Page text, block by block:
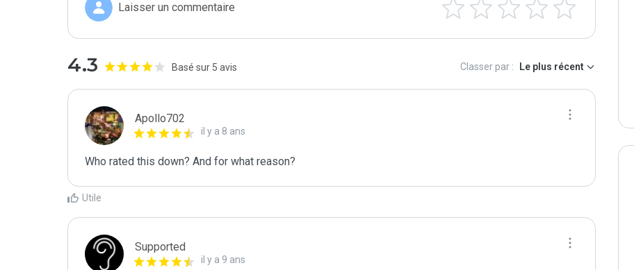
Laisser un commentaire
4.3 Basé sur 5 avis Classer par : Le plus récent
Apollo702
il y a 8 ans
Who rated this down? And for what reason?
Utile
Supported
il y a 9 ans